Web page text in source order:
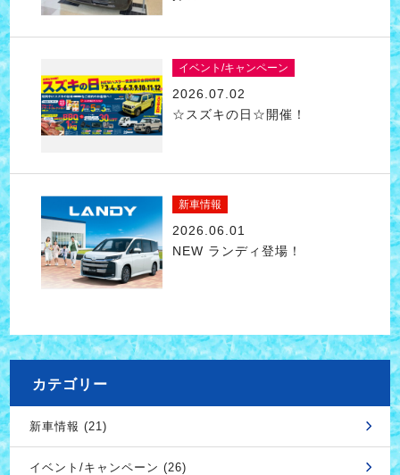
イベント/キャンペーン
2026.07.02
☆スズキの日☆開催！
新車情報
2026.06.01
NEW ランディ登場！
カテゴリー
新車情報 (21)
イベント/キャンペーン (26)